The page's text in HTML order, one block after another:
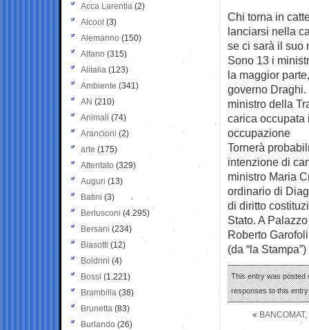
Chi torna in
lanciarsi nella
se ci sarà il suo
Sono 13 i
la maggior
governo
ministro della
carica occupata
occupazione
Tornerà
intenzione di
ministro Maria
ordinario di
di diritto
Stato. A
Roberto
(da “la Stampa”)
This entry was posted
responses to this
«
Acca Larentia (2)
Alcool (3)
Alemanno (150)
Alfano (315)
Alitalia (123)
Ambiente (341)
AN (210)
Animali (74)
Arancioni (2)
arte (175)
Attentato (329)
Auguri (13)
Batini (3)
Berlusconi (4.295)
Bersani (234)
Biasotti (12)
Boldrini (4)
Bossi (1.221)
Brambilla (38)
Brunetta (83)
Burlando (26)